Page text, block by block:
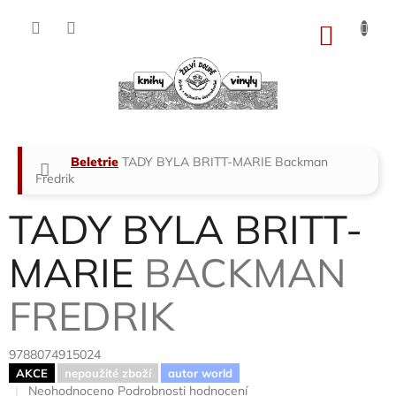
Domů
Beletrie TADY BYLA BRITT-MARIE Backman
Fredrik
TADY BYLA BRITT-
MARIE BACKMAN
FREDRIK
9788074915024
AKCE nepoužité zboží autor world
Průměrné
Neohodnoceno Podrobnosti hodnocení